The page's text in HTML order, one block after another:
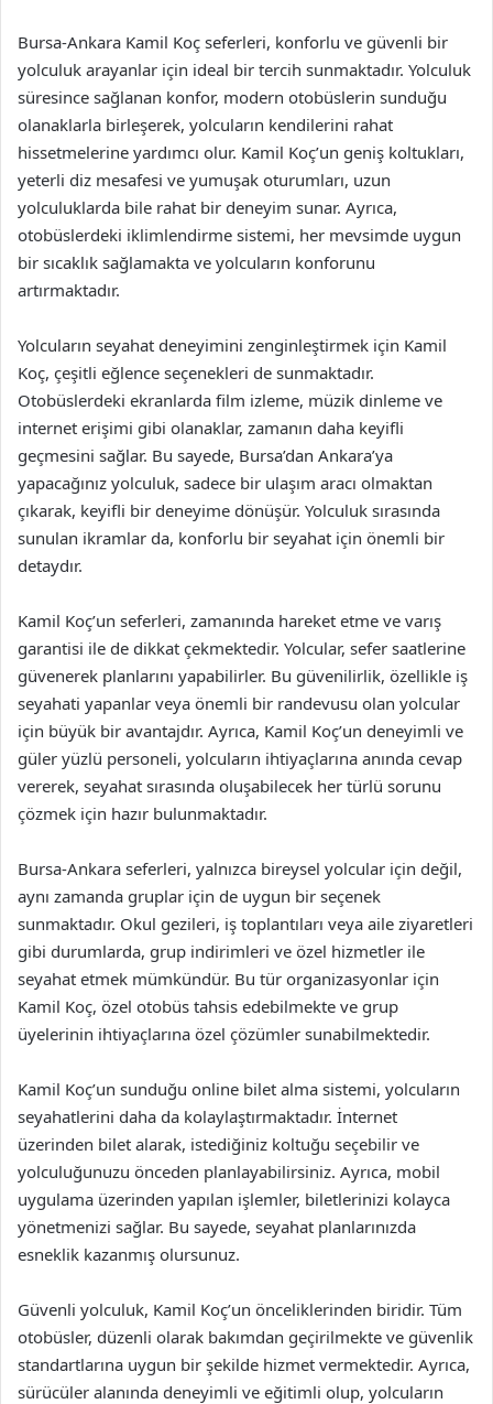
Bursa-Ankara Kamil Koç seferleri, konforlu ve güvenli bir
yolculuk arayanlar için ideal bir tercih sunmaktadır. Yolculuk
süresince sağlanan konfor, modern otobüslerin sunduğu
olanaklarla birleşerek, yolcuların kendilerini rahat
hissetmelerine yardımcı olur. Kamil Koç’un geniş koltukları,
yeterli diz mesafesi ve yumuşak oturumları, uzun
yolculuklarda bile rahat bir deneyim sunar. Ayrıca,
otobüslerdeki iklimlendirme sistemi, her mevsimde uygun
bir sıcaklık sağlamakta ve yolcuların konforunu
artırmaktadır.
Yolcuların seyahat deneyimini zenginleştirmek için Kamil
Koç, çeşitli eğlence seçenekleri de sunmaktadır.
Otobüslerdeki ekranlarda film izleme, müzik dinleme ve
internet erişimi gibi olanaklar, zamanın daha keyifli
geçmesini sağlar. Bu sayede, Bursa’dan Ankara’ya
yapacağınız yolculuk, sadece bir ulaşım aracı olmaktan
çıkarak, keyifli bir deneyime dönüşür. Yolculuk sırasında
sunulan ikramlar da, konforlu bir seyahat için önemli bir
detaydır.
Kamil Koç’un seferleri, zamanında hareket etme ve varış
garantisi ile de dikkat çekmektedir. Yolcular, sefer saatlerine
güvenerek planlarını yapabilirler. Bu güvenilirlik, özellikle iş
seyahati yapanlar veya önemli bir randevusu olan yolcular
için büyük bir avantajdır. Ayrıca, Kamil Koç’un deneyimli ve
güler yüzlü personeli, yolcuların ihtiyaçlarına anında cevap
vererek, seyahat sırasında oluşabilecek her türlü sorunu
çözmek için hazır bulunmaktadır.
Bursa-Ankara seferleri, yalnızca bireysel yolcular için değil,
aynı zamanda gruplar için de uygun bir seçenek
sunmaktadır. Okul gezileri, iş toplantıları veya aile ziyaretleri
gibi durumlarda, grup indirimleri ve özel hizmetler ile
seyahat etmek mümkündür. Bu tür organizasyonlar için
Kamil Koç, özel otobüs tahsis edebilmekte ve grup
üyelerinin ihtiyaçlarına özel çözümler sunabilmektedir.
Kamil Koç’un sunduğu online bilet alma sistemi, yolcuların
seyahatlerini daha da kolaylaştırmaktadır. İnternet
üzerinden bilet alarak, istediğiniz koltuğu seçebilir ve
yolculuğunuzu önceden planlayabilirsiniz. Ayrıca, mobil
uygulama üzerinden yapılan işlemler, biletlerinizi kolayca
yönetmenizi sağlar. Bu sayede, seyahat planlarınızda
esneklik kazanmış olursunuz.
Güvenli yolculuk, Kamil Koç’un önceliklerinden biridir. Tüm
otobüsler, düzenli olarak bakımdan geçirilmekte ve güvenlik
standartlarına uygun bir şekilde hizmet vermektedir. Ayrıca,
sürücüler alanında deneyimli ve eğitimli olup, yolcuların